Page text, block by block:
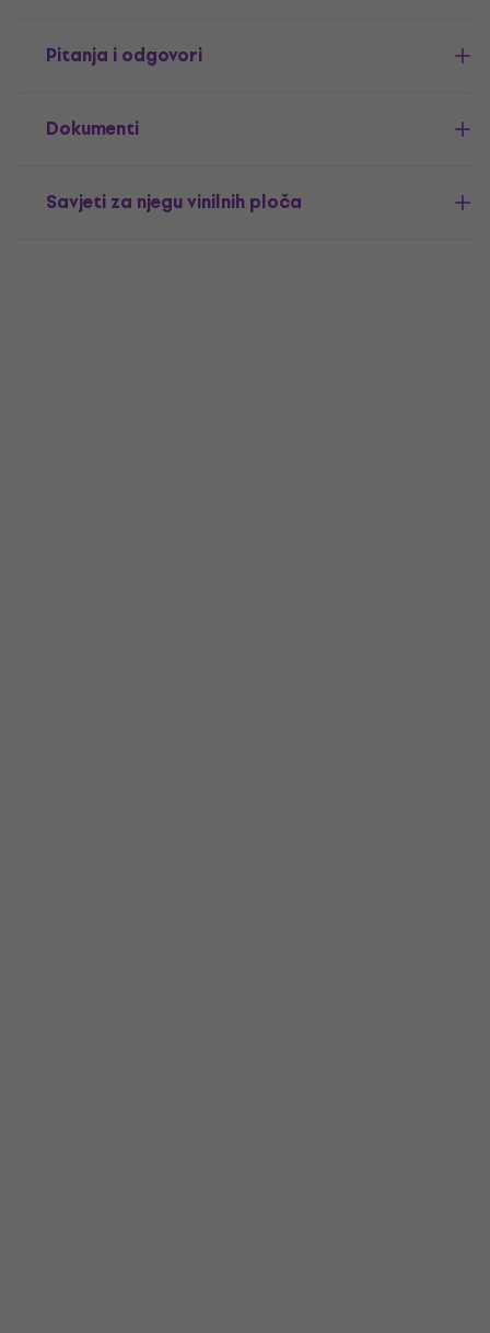
Pitanja i odgovori
Dokumenti
Savjeti za njegu vinilnih ploča